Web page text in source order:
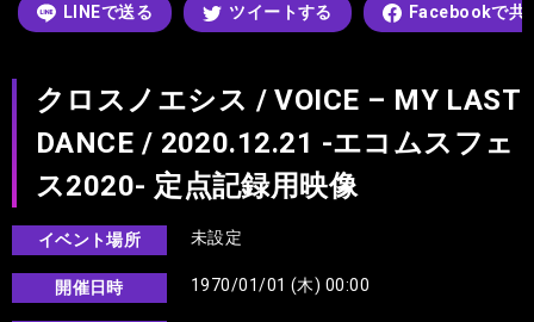
LINEで送る ツイートする Facebookで共
クロスノエシス / VOICE – MY LAST
DANCE / 2020.12.21 -エコムスフェ
ス2020- 定点記録用映像
イベント場所 未設定
開催日時 1970/01/01 (木) 00:00